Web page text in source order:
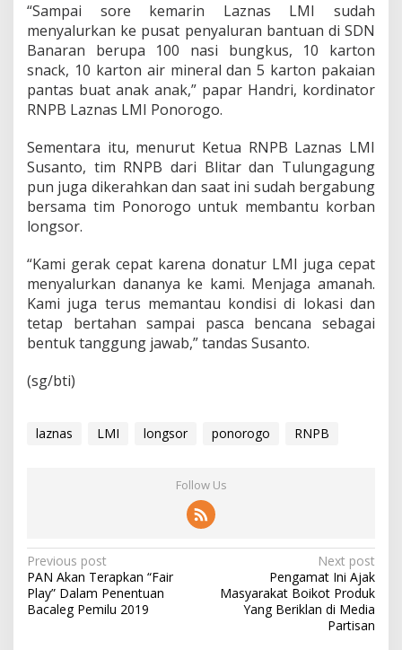
“Sampai sore kemarin Laznas LMI sudah
menyalurkan ke pusat penyaluran bantuan di SDN
Banaran berupa 100 nasi bungkus, 10 karton
snack, 10 karton air mineral dan 5 karton pakaian
pantas buat anak anak,” papar Handri, kordinator
RNPB Laznas LMI Ponorogo.
Sementara itu, menurut Ketua RNPB Laznas LMI
Susanto, tim RNPB dari Blitar dan Tulungagung
pun juga dikerahkan dan saat ini sudah bergabung
bersama tim Ponorogo untuk membantu korban
longsor.
“Kami gerak cepat karena donatur LMI juga cepat
menyalurkan dananya ke kami. Menjaga amanah.
Kami juga terus memantau kondisi di lokasi dan
tetap bertahan sampai pasca bencana sebagai
bentuk tanggung jawab,” tandas Susanto.
(sg/bti)
laznas LMI longsor ponorogo RNPB
Follow Us
P
o
s
Previous post
PAN Akan Terapkan “Fair
Play” Dalam Penentuan
Bacaleg Pemilu 2019
Next post
Pengamat Ini Ajak
Masyarakat Boikot Produk
Yang Beriklan di Media
Partisan